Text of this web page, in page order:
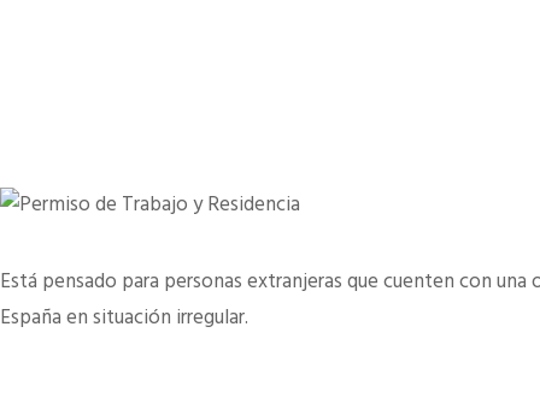
Está pensado para personas extranjeras que cuenten con
España en situación irregular.